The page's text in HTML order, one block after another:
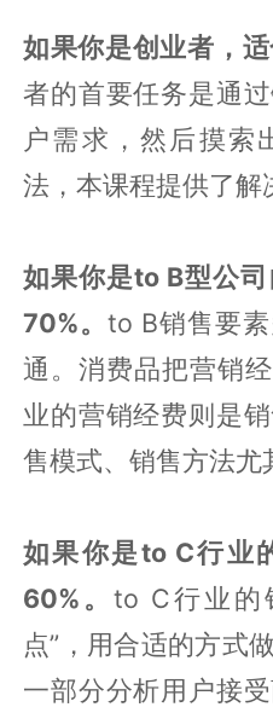
如果你是创业者，适
者的首要任务是通
户需求，然后摸索
法，本课程提供了解
如果你是to B型公
70%。 to B销售要
通。消费品把营销
业的营销经费则是
售模式、销售方法尤
如果你是to C行业
60%。to C行业的
点”，用合适的方式
一部分分析用户接